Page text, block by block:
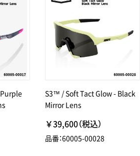
S3™ / Soft Tact Glow - Black
Mirror Lens
￥39,600（税込）
品番：60005-00028